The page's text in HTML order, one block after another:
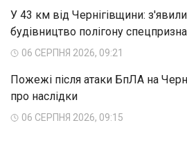
У 43 км від Чернігівщини:
будівництво полігону
06 СЕРПНЯ 2026, 09:21
Пожежі після атаки БпЛА на
про наслідки
06 СЕРПНЯ 2026, 09:15